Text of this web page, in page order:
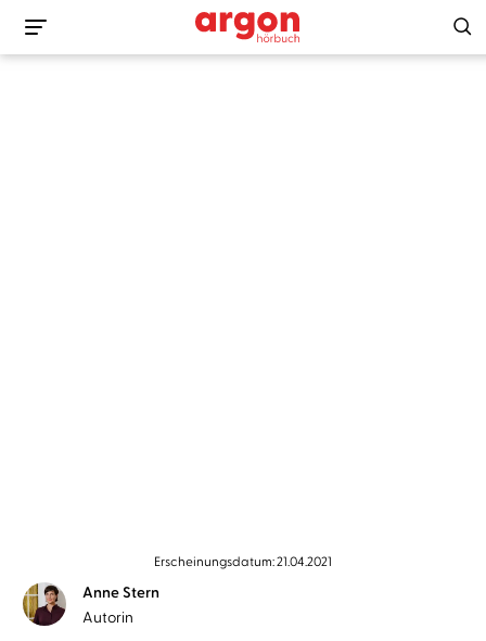
Erscheinungsdatum: 21.04.2021
Anne Stern
Autorin